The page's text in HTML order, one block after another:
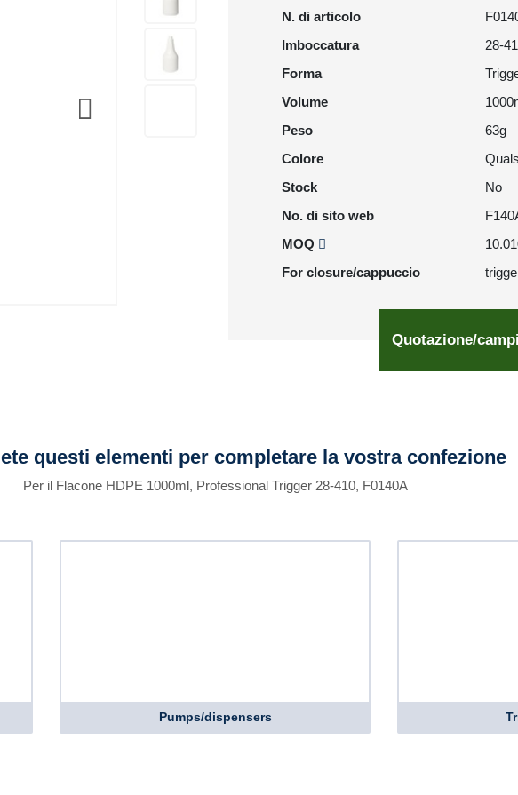
N. di articolo
Imboccatura
28-
Forma
Volume
Peso
63g
Colore
Stock
No
No. di sito web
MOQ
For closure/cappuccio
Quotazione/
questi elementi per completare la vostra confezione
Per il Flacone HDPE 1000ml, Professional Trigger 28-410, F0140A
Pumps/dispensers